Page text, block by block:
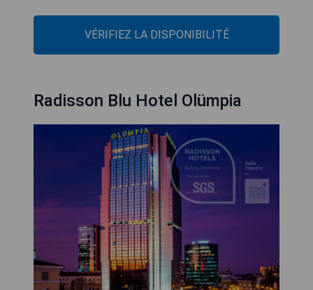
VÉRIFIEZ LA DISPONIBILITÉ
Radisson Blu Hotel Olümpia